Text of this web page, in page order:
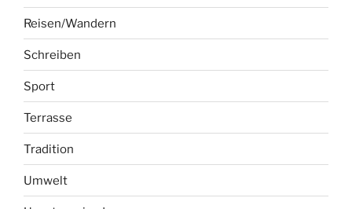
Reisen/Wandern
Schreiben
Sport
Terrasse
Tradition
Umwelt